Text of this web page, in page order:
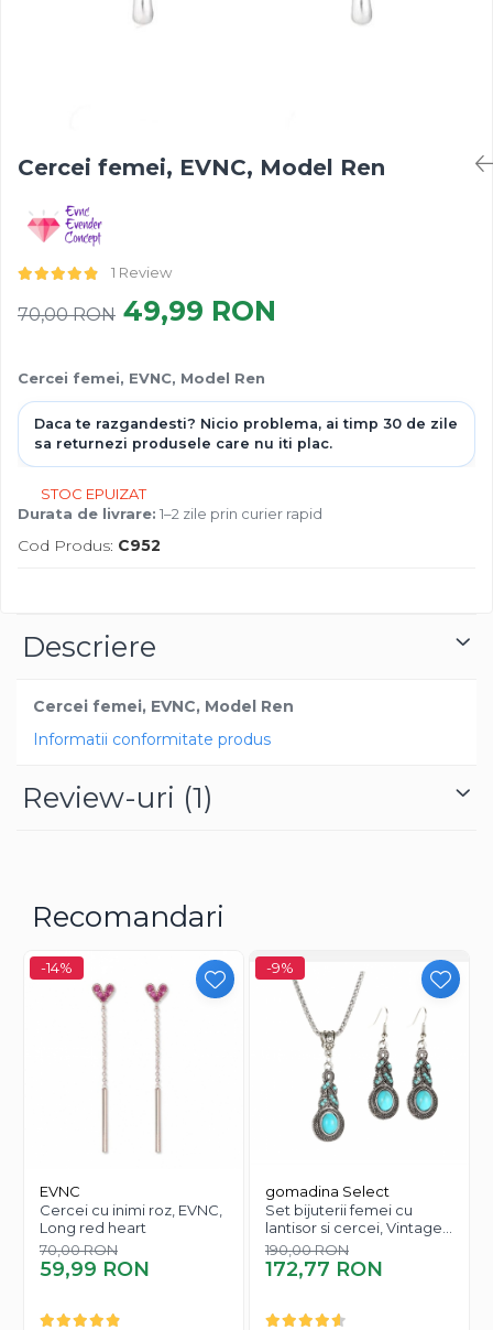
Cercei femei, EVNC, Model Ren
1 Review
70,00 RON 49,99 RON
Cercei femei, EVNC, Model Ren
STOC EPUIZAT
Durata de livrare: 1–2 zile prin curier rapid
Cod Produs: C952
Descriere
Cercei femei, EVNC, Model Ren
Informatii conformitate produs
Review-uri (1)
Recomandari
-14%
EVNC
Cercei cu inimi roz, EVNC,
Long red heart
70,00 RON
59,99 RON
-9%
gomadina Select
Set bijuterii femei cu
lantisor si cercei, Vintage
Design, cu piatra turcoaz
190,00 RON
172,77 RON